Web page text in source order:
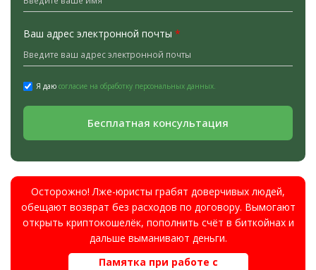
Ваш адрес электронной почты *
Я даю согласие на обработку персональных данных.
Бесплатная консультация
Осторожно! Лже-юристы грабят доверчивых людей,
обещают возврат без расходов по договору. Вымогают
открыть криптокошелёк, пополнить счёт в биткойнах и
дальше выманивают деньги.
Памятка при работе с